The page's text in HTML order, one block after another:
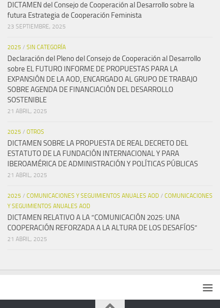
DICTAMEN del Consejo de Cooperación al Desarrollo sobre la
futura Estrategia de Cooperación Feminista
23 SEPTIEMBRE, 2025
2025 / SIN CATEGORÍA
Declaración del Pleno del Consejo de Cooperación al Desarrollo
sobre EL FUTURO INFORME DE PROPUESTAS PARA LA
EXPANSIÓN DE LA AOD, ENCARGADO AL GRUPO DE TRABAJO
SOBRE AGENDA DE FINANCIACIÓN DEL DESARROLLO
SOSTENIBLE
21 ABRIL, 2025
2025 / OTROS
DICTAMEN SOBRE LA PROPUESTA DE REAL DECRETO DEL
ESTATUTO DE LA FUNDACIÓN INTERNACIONAL Y PARA
IBEROAMÉRICA DE ADMINISTRACIÓN Y POLÍTICAS PÚBLICAS
21 ABRIL, 2025
2025 / COMUNICACIONES Y SEGUIMIENTOS ANUALES AOD / COMUNICACIONES
Y SEGUIMIENTOS ANUALES AOD
DICTAMEN RELATIVO A LA “COMUNICACIÓN 2025: UNA
COOPERACIÓN REFORZADA A LA ALTURA DE LOS DESAFÍOS”
21 ABRIL, 2025